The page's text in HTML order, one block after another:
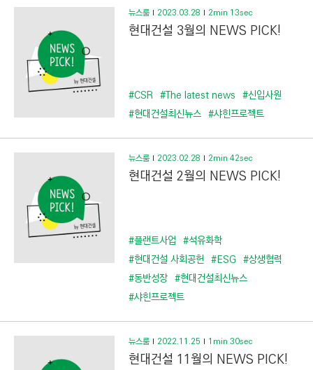
뉴스룸 2023.03.28 2min 13sec
현대건설 3월의 NEWS PICK!
#CSR #The latest news #신입사원
#현대건설최신뉴스 #샤힌프로젝트
뉴스룸 2023.02.28 2min 42sec
현대건설 2월의 NEWS PICK!
#플랜트사업 #석유화학
#현대건설 사회공헌 #ESG #상생협력
#동반성장 #현대건설최신뉴스
#샤힌프로젝트
뉴스룸 2022.11.25 1min 30sec
현대건설 11월의 NEWS PICK!